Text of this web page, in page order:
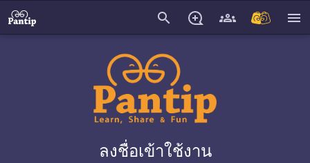
search menu
ลงชื่อเข้าใช้งาน